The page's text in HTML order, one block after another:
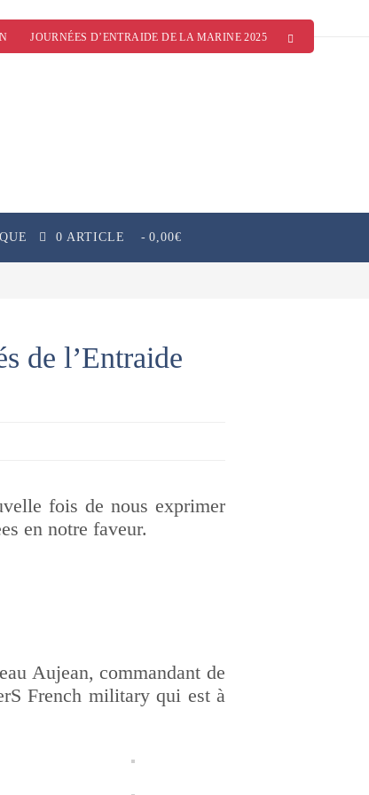
JOURNÉES D’ENTRAIDE DE LA MARINE 2025
0 ARTICLE 0,00€
de l’Entraide
fois de nous exprimer
en notre faveur.
Aujean, commandant de
French military qui est à